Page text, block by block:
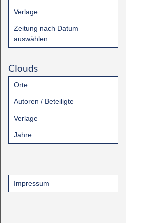
Verlage
Zeitung nach Datum
auswählen
Clouds
Orte
Autoren / Beteiligte
Verlage
Jahre
Impressum